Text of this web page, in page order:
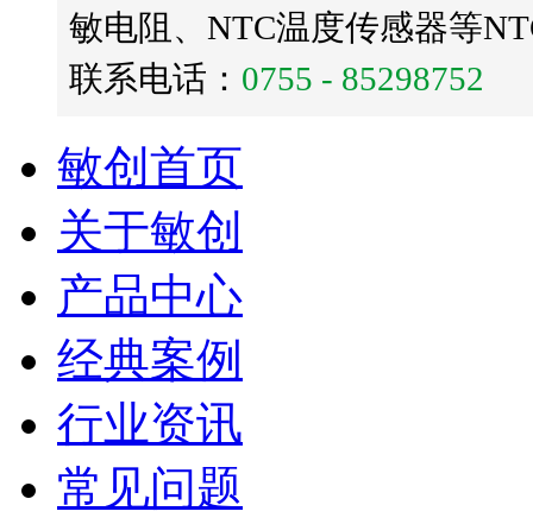
敏电阻、NTC温度传感器等
联系电话： 0755 - 85298752
敏创首页
关于敏创
产品中心
经典案例
行业资讯
常见问题